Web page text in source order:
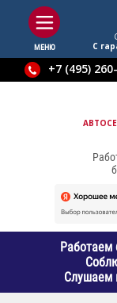
МЕНЮ
С
+7 (495)
Работаем
Слушаем